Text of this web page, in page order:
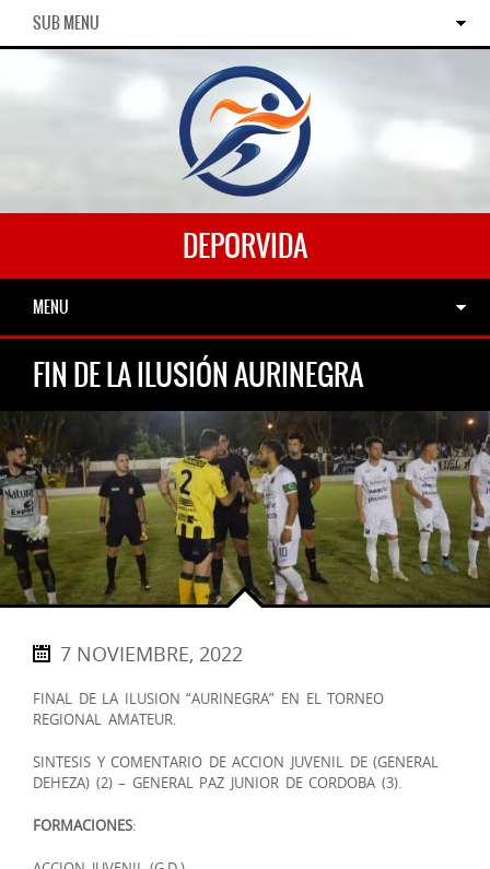
SUB MENU
DEPORVIDA
MENU
FIN DE LA ILUSIÓN AURINEGRA
7 NOVIEMBRE, 2022
FINAL DE LA ILUSION “AURINEGRA” EN EL TORNEO
REGIONAL AMATEUR.
SINTESIS Y COMENTARIO DE ACCION JUVENIL DE (GENERAL
DEHEZA) (2) – GENERAL PAZ JUNIOR DE CORDOBA (3).
FORMACIONES: